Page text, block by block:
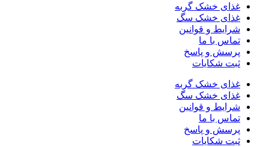
غذای خشک گربه
غذای خشک سگ
شرایط و قوانین
تماس با ما
پرسش و پاسخ
ثبت شکایات
غذای خشک گربه
غذای خشک سگ
شرایط و قوانین
تماس با ما
پرسش و پاسخ
ثبت شکایات